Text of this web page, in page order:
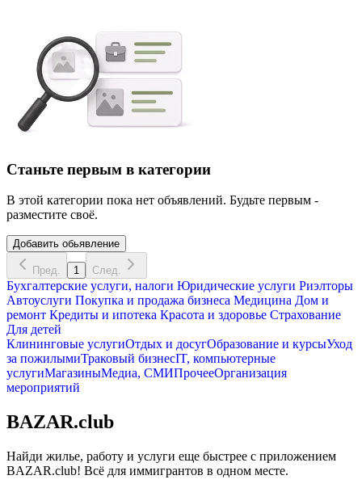
Станьте первым в категории
В этой категории пока нет объявлений. Будьте первым -
разместите своё.
Добавить обьявление
Пред. 1 След.
Бухгалтерские услуги, налоги Юридические услуги Риэлторы
Автоуслуги Покупка и продажа бизнеса Медицина Дом и
ремонт Кредиты и ипотека Красота и здоровье Страхование
Для детей
Клининговые услугиОтдых и досугОбразование и курсыУход
за пожилымиТраковый бизнесIT, компьютерные
услугиМагазиныМедиа, СМИПрочееОрганизация
мероприятий
BAZAR.club
Найди жилье, работу и услуги еще быстрее с приложением
BAZAR.club! Всё для иммигрантов в одном месте.